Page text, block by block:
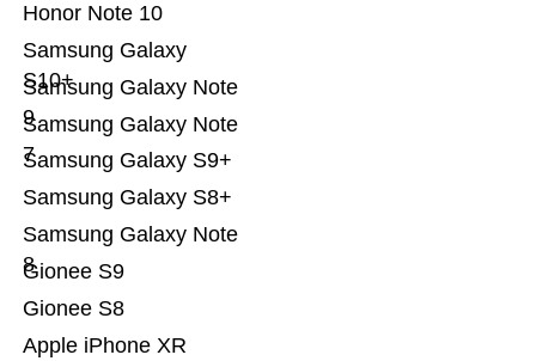
Apple iPhone XR
Gionee S8
Gionee S9
Samsung Galaxy Note
8
Samsung Galaxy S8+
Samsung Galaxy S9+
Samsung Galaxy Note
7
Samsung Galaxy Note
9
Samsung Galaxy
S10+
Honor Note 10